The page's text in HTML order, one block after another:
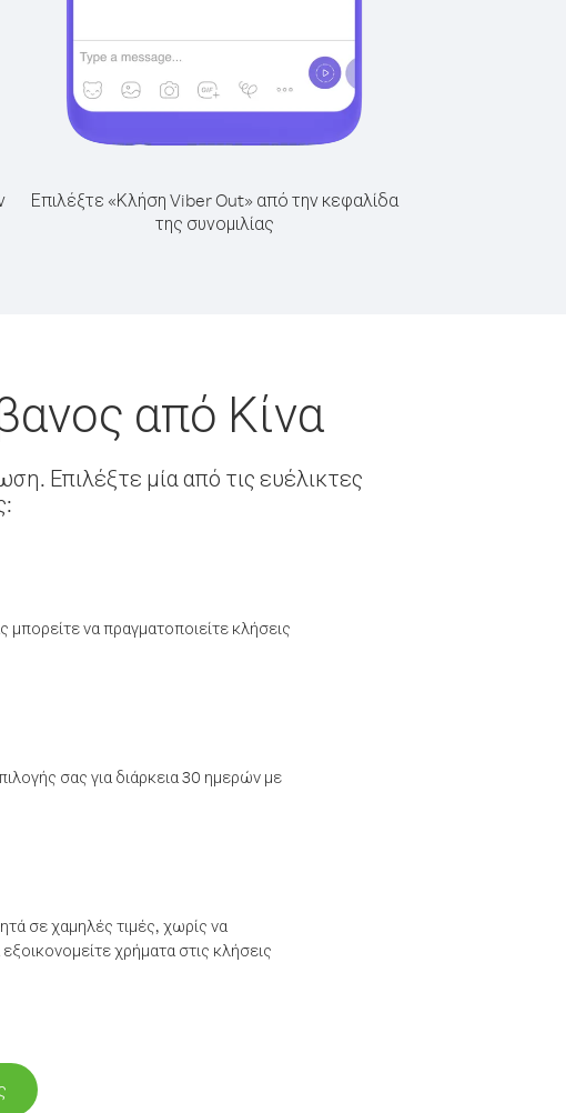
Επιλέξτε «Κλήση Viber Out» από την κεφαλίδα
της συνομιλίας
από Κίνα
Επιλέξτε μία από τις ευέλικτες
να πραγματοποιείτε κλήσεις
σας για διάρκεια 30 ημερών με
σε χαμηλές τιμές, χωρίς να
χρήματα στις κλήσεις